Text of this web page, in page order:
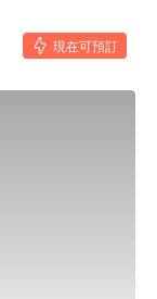
現在可預訂